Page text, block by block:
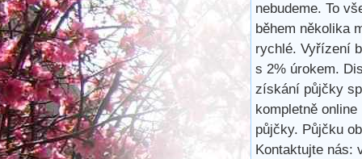
nebudeme. To
během několika
rychlé. Vyřízení
s 2% úrokem.
získání půjčky
kompletně
půjčky. Půjčku
Kontaktujte nás: